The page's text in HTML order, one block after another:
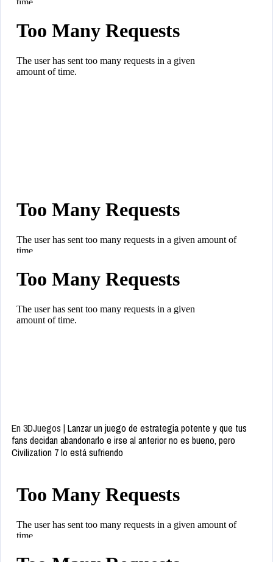
En 3DJuegos | Lanzar un juego de estrategia potente y que tus
fans decidan abandonarlo e irse al anterior no es bueno, pero
Civilization 7 lo está sufriendo